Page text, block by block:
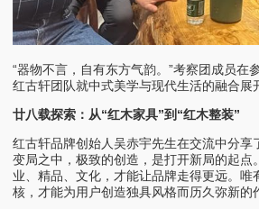
“器物不言，自有东方气韵。”考察团成员在
红古轩团队就中式美学与现代生活的融合展
廿八载探索：从“红木家具”到“红木整装”
红古轩品牌创始人吴赤宇先生在交流中分享
变局之中，极致的创造，是打开新局的起点
业、精品、文化，才能让品牌走得更远。唯
核，才能为用户创造独具风格而历久弥新的